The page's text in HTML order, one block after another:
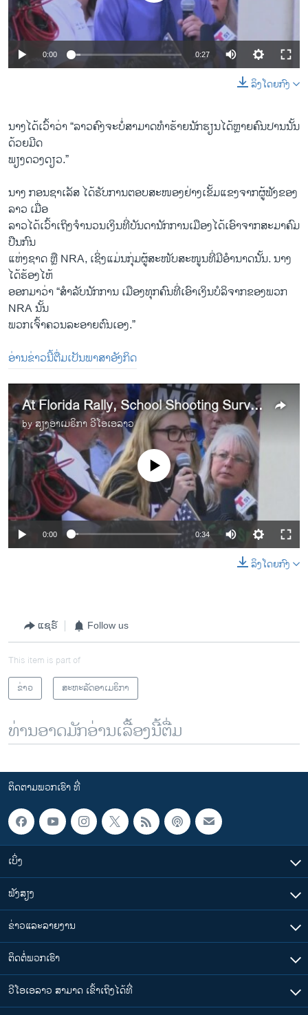
0:00 0:27
ລິງໂດຍກົງ
ນາງໄດ້ເວົ້າວ່າ “ລາວຄົງຈະບໍ່ສາມາດທຳຮ້າຍນັກຮຽນໄດ້ຫຼາຍຄົນປານນັ້ນ
ດ້ວຍມີດ
ພຽງດວງດຽວ.”
ນາງ ກອນຊາເລັສ ໄດ້ຮັບການຕອບສະໜອງຢ່າງເຂັ້ມແຂງຈາກຜູ້ຟັງຂອງ
ລາວ ເມື່ອ
ລາວໄດ້ເວົ້າເຖິງຈຳນວນເງິນທີ່ບັນດານັກການເມືອງໄດ້ເອົາຈາກສະມາຄົມ
ປືນກົນ
ແຫ່ງຊາດ ຫຼື NRA, ເຊິ່ງແມ່ນກຸ່ມຜູ້ສະໜັບສະໜູນທີ່ມີອຳນາດນັ້ນ. ນາງ
ໄດ້ຮ້ອງໄຫ້
ອອກມາວ່າ “ສຳລັບນັກການ ເມືອງທຸກຄົນທີ່ເອົາເງິນບໍລິຈາກຂອງພວກ
NRA ນັ້ນ
ພວກເຈົ້າຄວນລະອາຍຕົນເອງ.”
ອ່ານຂ່າວນີ້ຕື່ມເປັນພາສາອັງກິດ
At Florida Rally, School Shooting Survivors Argue for Gun Controls
byສຽງອາເມຣິກາ ວີໂອເອລາວ
No media source currently available
0:00 0:34
ລິງໂດຍກົງ
ແຊຣ໌ Follow us
This item is part of
ຂ່າວ
ສະຫະລັດອາເມຣິກາ
ທ່ານອາດມັກອ່ານເລື້ອງນີ້ຕື່ມ
ຕິດຕາມພວກເຮົາ ທີ່
ເບິ່ງ
ຟັງສຽງ
ຂ່າວແລະລາຍງານ
ຕິດຕໍ່ພວກເຮົາ
ວີໂອເອລາວ ສາມາດ ເຂົ້າເຖິງໄດ້ທີ່